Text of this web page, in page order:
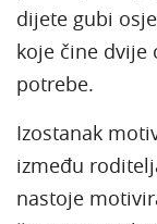
dijete gubi
koje čine dvije
potrebe.
Izostanak
između
nastoje